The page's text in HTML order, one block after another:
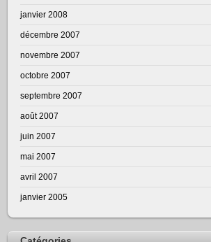
janvier 2008
décembre 2007
novembre 2007
octobre 2007
septembre 2007
août 2007
juin 2007
mai 2007
avril 2007
janvier 2005